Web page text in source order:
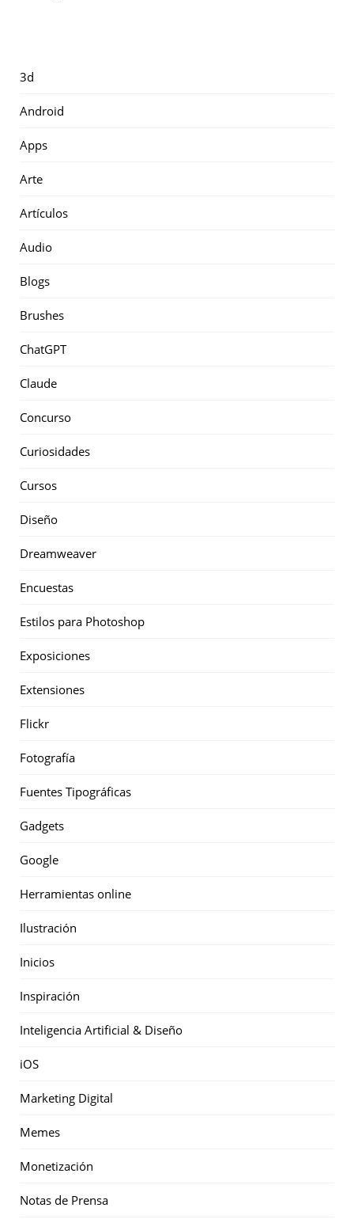
3d
Android
Apps
Arte
Artículos
Audio
Blogs
Brushes
ChatGPT
Claude
Concurso
Curiosidades
Cursos
Diseño
Dreamweaver
Encuestas
Estilos para Photoshop
Exposiciones
Extensiones
Flickr
Fotografía
Fuentes Tipográficas
Gadgets
Google
Herramientas online
Ilustración
Inicios
Inspiración
Inteligencia Artificial & Diseño
iOS
Marketing Digital
Memes
Monetización
Notas de Prensa